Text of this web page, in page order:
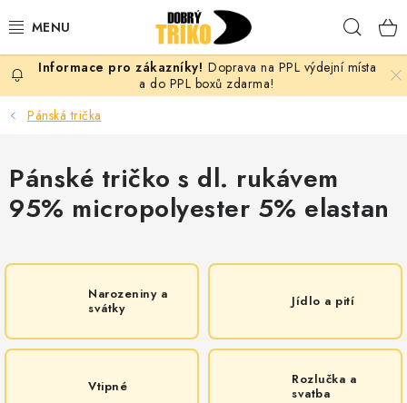
na
PRO ŽENY
PRO MUŽE
PRO DĚTI
DOPLŇKY
PRO PÁRY
VLASTNÍ MOTIV
Doprava na PPL výdejní místa
a do PPL boxů zdarma!
Pánská trička
Pánské tričko s dl. rukávem
95% micropolyester 5% elastan
Narozeniny a
svátky
Jídlo a pití
Vtipné
Rozlučka a
svatba